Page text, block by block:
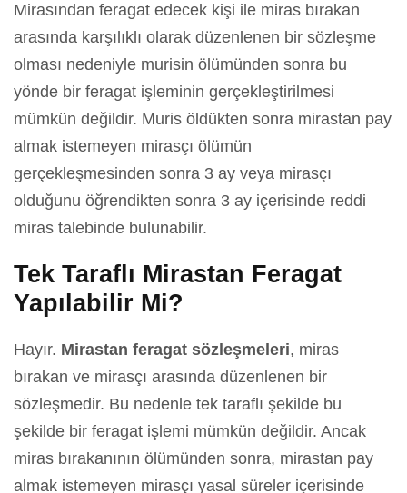
Mirasından feragat edecek kişi ile miras bırakan
arasında karşılıklı olarak düzenlenen bir sözleşme
olması nedeniyle murisin ölümünden sonra bu
yönde bir feragat işleminin gerçekleştirilmesi
mümkün değildir. Muris öldükten sonra mirastan pay
almak istemeyen mirasçı ölümün
gerçekleşmesinden sonra 3 ay veya mirasçı
olduğunu öğrendikten sonra 3 ay içerisinde reddi
miras talebinde bulunabilir.
Tek Taraflı Mirastan Feragat
Yapılabilir Mi?
Hayır. Mirastan feragat sözleşmeleri, miras
bırakan ve mirasçı arasında düzenlenen bir
sözleşmedir. Bu nedenle tek taraflı şekilde bu
şekilde bir feragat işlemi mümkün değildir. Ancak
miras bırakanının ölümünden sonra, mirastan pay
almak istemeyen mirasçı yasal süreler içerisinde